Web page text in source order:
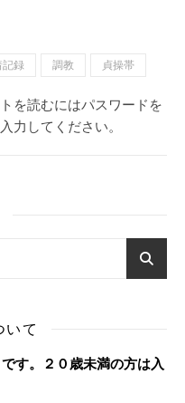
録 調教 貞操帯
を読むにはパスワードを
入力してください。
いて
す。２０歳未満の方は入